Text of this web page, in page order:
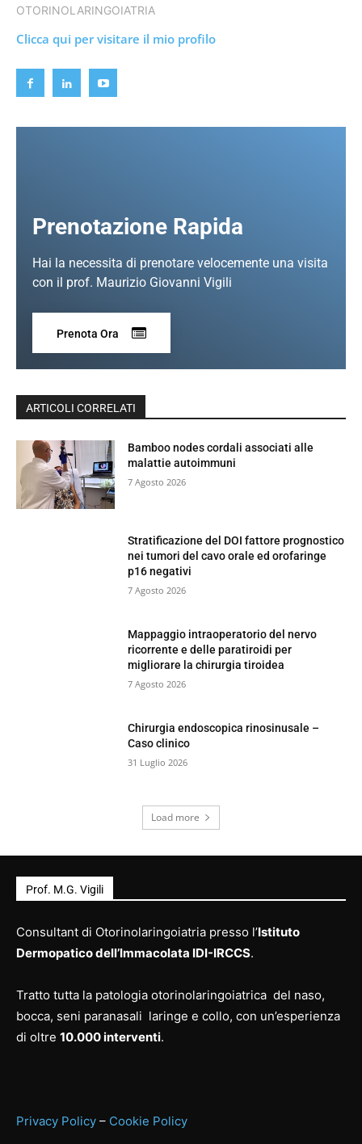
OTORINOLARINGOIATRIA
Clicca qui per visitare il mio profilo
Prenotazione Rapida
Hai la necessita di prenotare velocemente una visita
con il prof. Maurizio Giovanni Vigili
Prenota Ora
ARTICOLI CORRELATI
Bamboo nodes cordali associati alle
malattie autoimmuni
7 Agosto 2026
Stratificazione del DOI fattore prognostico
nei tumori del cavo orale ed orofaringe
p16 negativi
7 Agosto 2026
Mappaggio intraoperatorio del nervo
ricorrente e delle paratiroidi per
migliorare la chirurgia tiroidea
7 Agosto 2026
Chirurgia endoscopica rinosinusale –
Caso clinico
31 Luglio 2026
Load more
Prof. M.G. Vigili
Consultant di Otorinolaringoiatria presso l’Istituto
Dermopatico dell’Immacolata IDI-IRCCS.
Tratto tutta la patologia otorinolaringoiatrica del naso,
bocca, seni paranasali laringe e collo, con un’esperienza
di oltre 10.000 interventi.
Privacy Policy – Cookie Policy